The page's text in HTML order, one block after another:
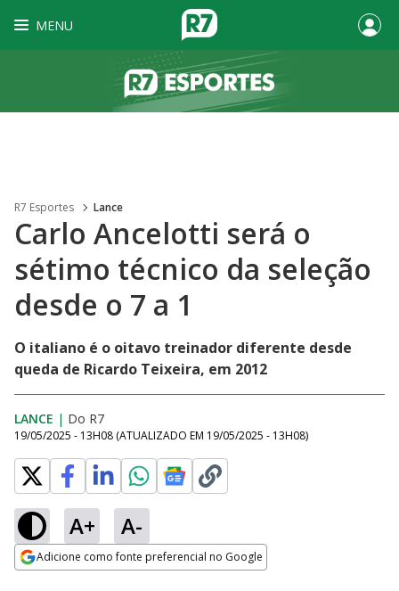
MENU
R7 Esportes Lance
Carlo Ancelotti será o
sétimo técnico da seleção
desde o 7 a 1
O italiano é o oitavo treinador diferente desde
queda de Ricardo Teixeira, em 2012
LANCE | Do R7
19/05/2025 - 13H08 (ATUALIZADO EM 19/05/2025 - 13H08)
A+ A-
Adicione como fonte preferencial no Google